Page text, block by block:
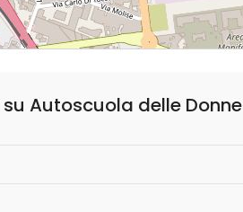
Autoscuola delle Donne